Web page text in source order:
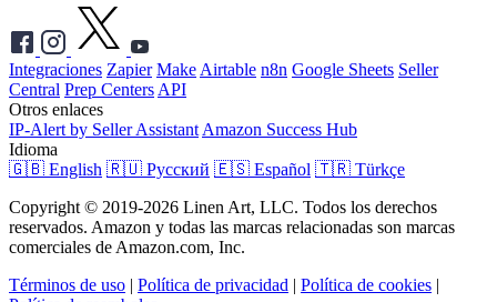
Integraciones Zapier Make Airtable n8n Google Sheets Seller
Central Prep Centers API
Otros enlaces
IP-Alert by Seller Assistant Amazon Success Hub
Idioma
🇬🇧 English 🇷🇺 Русский 🇪🇸 Español 🇹🇷 Türkçe
Copyright © 2019-2026 Linen Art, LLC. Todos los derechos
reservados. Amazon y todas las marcas relacionadas son marcas
comerciales de Amazon.com, Inc.
Términos de uso | Política de privacidad | Política de cookies |